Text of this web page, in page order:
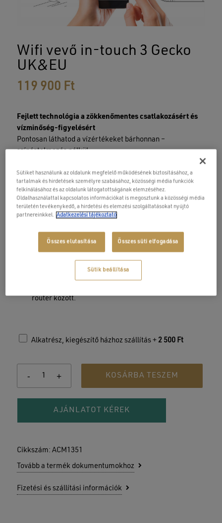
Wifi vevő in-touch 3 Gecko
UK&EU
119 900 Ft
Fejlett technológia a zökkenőmentes csatlakozásért és
vízminőség-figyelésért
Pontosan láthatod a vízértékeket bárhonnan –
színértelmezés nélkül.
Mobil távvezérlés:okostelefonoddal irányíthatod a
masszázsmedencét – állítsd be a hőmérsékletet
anélkül, hogy odasétálnál;
Folyamatos fejlesztés:rendszeres frissítések az új
termékekhez igazítva, hogy a masszázsmedencéd
minden frissítéssel megújuljon;
router között.
Alkatrész, kiegészítő házhoz szállítás + 2 500 Ft
KOSÁRBA TESZEM
AJÁNLATOT KÉREK
Cikkszám: ACM1351
Tovább a termék dokumentumokhoz
Fizetési és szállítási információk
Név
E-mail
Sütiket használunk az oldalunk megfelelő működésének biztosításához, a
tartalmak és hirdetések személyre szabásához, közösségi média funkciók
felkínálásához és az oldalunk látogatottságának elemzéséhez.
Oldalhasználattal kapcsolatos információkat is megosztunk a közösségi média
területén tevékenykedő, a hirdetési és elemzési szolgáltatásokat nyújtó
partnereinkkel. Adatkezelési tájékoztató
Összes elutasítása Összes süti elfogadása
Sütik beállítása